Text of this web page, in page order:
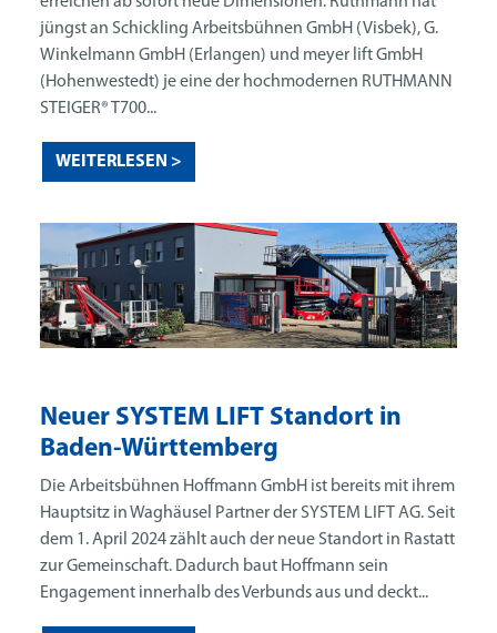
Neuer SYSTEM LIFT Standort in
Baden-Württemberg
Die Arbeitsbühnen Hoffmann GmbH ist bereits mit ihrem
Hauptsitz in Waghäusel Partner der SYSTEM LIFT AG. Seit
dem 1. April 2024 zählt auch der neue Standort in Rastatt
zur Gemeinschaft. Dadurch baut Hoffmann sein
Engagement innerhalb des Verbunds aus und deckt...
jüngst an Schickling Arbeitsbühnen GmbH (Visbek), G.
Winkelmann GmbH (Erlangen) und meyer lift GmbH
(Hohenwestedt) je eine der hochmodernen RUTHMANN
STEIGER® T700...
WEITERLESEN >